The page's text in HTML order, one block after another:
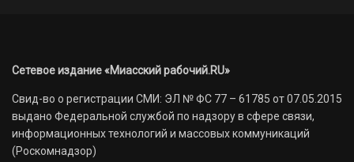
Сетевое издание «Миасский рабочий.RU»
Свид-во о регистрации СМИ: ЭЛ № ФС 77 – 61785 от 07.05.2015
выдано Федеральной службой по надзору в сфере связи,
информационных технологий и массовых коммуникаций
(Роскомнадзор)